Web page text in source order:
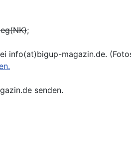
;
info(at)bigup-magazin.de.
senden.